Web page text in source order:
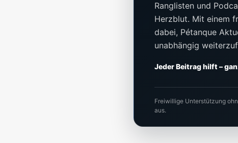
Ranglisten und
Herzblut. Mit einem
dabei, Pétanque
unabhängig
Jeder Beitrag hilft –
Freiwillige Unterstützung
aus.